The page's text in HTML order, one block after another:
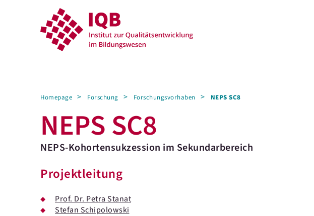
Homepage Forschung Forschungsvorhaben NEPS SC8
NEPS SC8
NEPS-Kohortensukzession im Sekundarbereich
Projektleitung
Prof. Dr. Petra Stanat
Stefan Schipolowski